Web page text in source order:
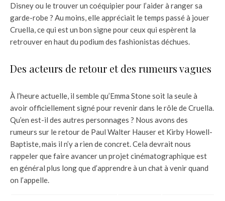
Disney ou le trouver un coéquipier pour l’aider à ranger sa
garde-robe ? Au moins, elle appréciait le temps passé à jouer
Cruella, ce qui est un bon signe pour ceux qui espèrent la
retrouver en haut du podium des fashionistas déchues.
Des acteurs de retour et des rumeurs vagues
À l’heure actuelle, il semble qu’Emma Stone soit la seule à
avoir officiellement signé pour revenir dans le rôle de Cruella.
Qu’en est-il des autres personnages ? Nous avons des
rumeurs sur le retour de Paul Walter Hauser et Kirby Howell-
Baptiste, mais il n’y a rien de concret. Cela devrait nous
rappeler que faire avancer un projet cinématographique est
en général plus long que d’apprendre à un chat à venir quand
on l’appelle.